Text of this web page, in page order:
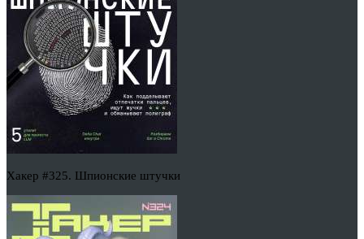
Хакер #325. Шпионские штучки